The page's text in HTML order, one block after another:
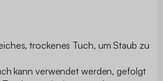
trockenes Tuch, um Staub zu
kann verwendet werden, gefolgt